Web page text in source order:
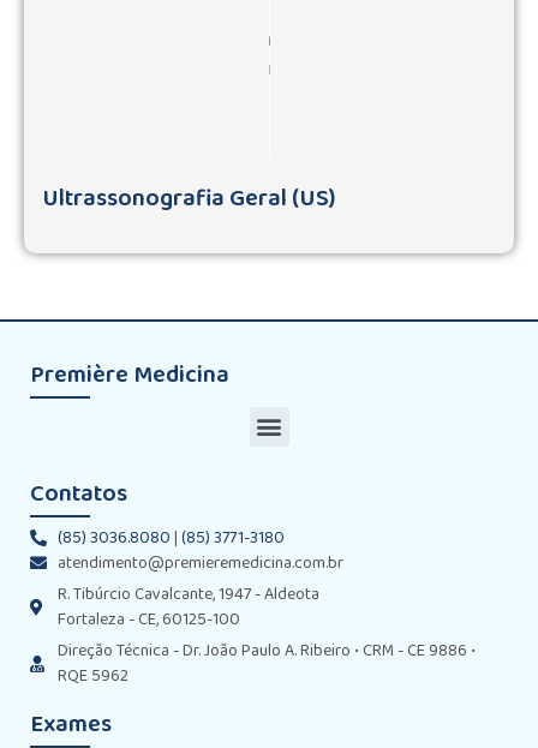
Ultrassonografia Geral (US)
Première Medicina
Contatos
(85) 3036.8080|(85) 3771-3180
atendimento@premieremedicina.com.br
R. Tibúrcio Cavalcante, 1947 - Aldeota
Fortaleza - CE, 60125-100
Direção Técnica - Dr. João Paulo A. Ribeiro • CRM - CE 9886 •
RQE 5962
Exames